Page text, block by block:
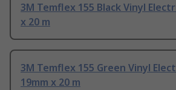
3M Temflex 155 Black Vinyl
x 20 m
3M Temflex 155 Green Vinyl
19mm x 20 m